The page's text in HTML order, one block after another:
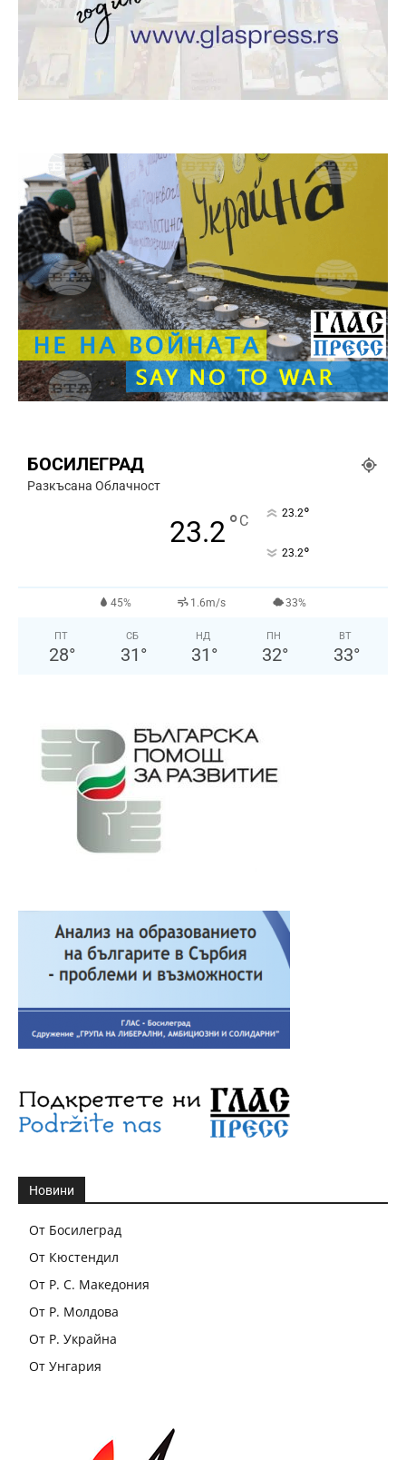
БОСИЛЕГРАД
Разкъсана Облачност
23.2°C 23.2°
23.2°
45% 1.6m/s 33%
ПТ
28°
СБ
31 °
НД
31 °
ПН
32°
ВТ
33°
Новини
От Босилеград
От Кюстендил
От Р. С. Македония
От Р. Молдова
От Р. Украйна
От Унгария